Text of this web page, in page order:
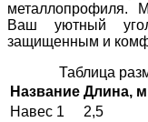
металлопрофиля.
Ваш уютный
защищенным и
Таблица
Название Длина, м
Навес 1
2,5